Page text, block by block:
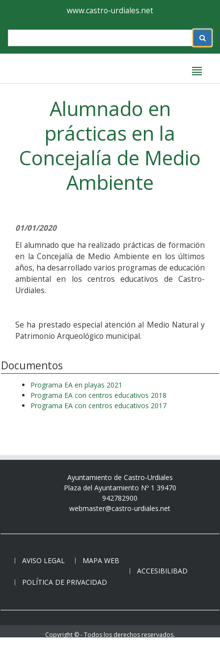
Ayuntamiento
de
Castro-
www.castro-urdiales.net
Alumnado en
prácticas en la
Concejalía de Medio
Ambiente
01/01/2020
El alumnado que ha realizado prácticas de formación
en la Concejalía de Medio Ambiente en los últimos
años, ha desarrollado varios programas de educación
ambiental en los centros educativos de Castro-
Urdiales.
Se ha prestado especial atención al Medio Natural y
Patrimonio Arqueológico municipal.
Documentos
Programa EA en playas 2021
Programa EA con centros educativos 2018
Programa EA con centros educativos 2017
Ayuntamiento de Castro-Urdiales
Plaza del Ayuntamiento Nº 1 39470
942782900
webmaster@castro-urdiales.net
AVISO LEGAL
MAPA WEB
ACCESIBILIBAD
POLÍTICA DE PRIVACIDAD
Copyright © - Todos los derechos reservados.